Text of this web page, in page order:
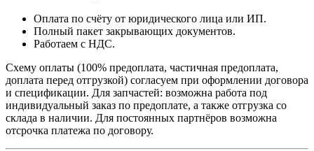
Оплата по счёту от юридического лица или ИП.
Полный пакет закрывающих документов.
Работаем с НДС.
Схему оплаты (100% предоплата, частичная предоплата,
доплата перед отгрузкой) согласуем при оформлении договора
и спецификации. Для запчастей: возможна работа под
индивидуальный заказ по предоплате, а также отгрузка со
склада в наличии. Для постоянных партнёров возможна
отсрочка платежа по договору.